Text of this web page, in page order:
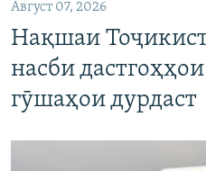
Август 07, 2026
Нақшаи
насби
гӯшаҳои дурдаст